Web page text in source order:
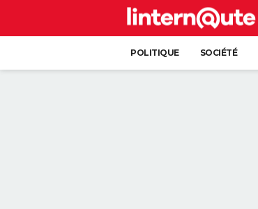
POLITIQUE SOCIÉTÉ